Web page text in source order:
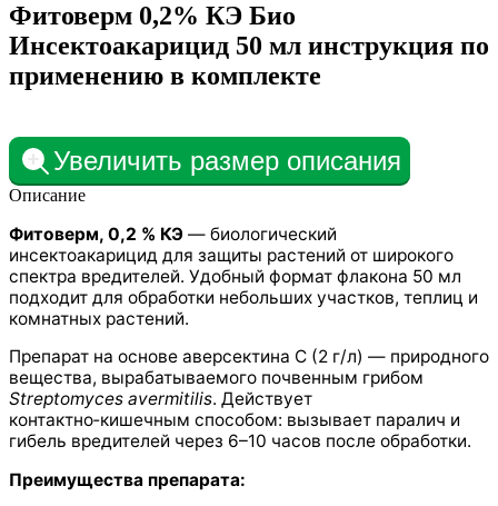
Фитоверм 0,2% КЭ Био
Инсектоакарицид 50 мл инструкция по
применению в комплекте
Увеличить размер описания
Описание
Фитоверм, 0,2 % КЭ — биологический
инсектоакарицид для защиты растений от широкого
спектра вредителей. Удобный формат флакона 50 мл
подходит для обработки небольших участков, теплиц и
комнатных растений.
Препарат на основе аверсектина С (2 г/л) — природного
вещества, вырабатываемого почвенным грибом
Streptomyces avermitilis. Действует
контактно‑кишечным способом: вызывает паралич и
гибель вредителей через 6–10 часов после обработки.
Преимущества препарата: